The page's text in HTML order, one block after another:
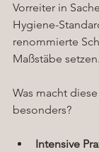
Vorreiter in
Hygiene-
renommierte
Maßstäbe setzen.
Was macht
besonders?
Intensive